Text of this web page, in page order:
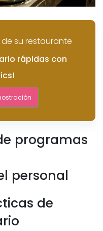
su restaurante
rápidas con
programas
personal
de